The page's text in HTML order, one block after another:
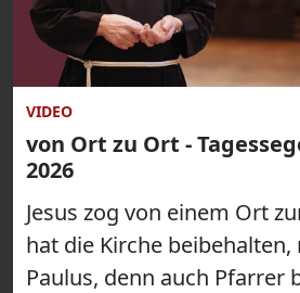
VIDEO
von Ort zu Ort -
2026
Jesus zog von einem Ort
hat die Kirche
Paulus, denn auch Pfarrer